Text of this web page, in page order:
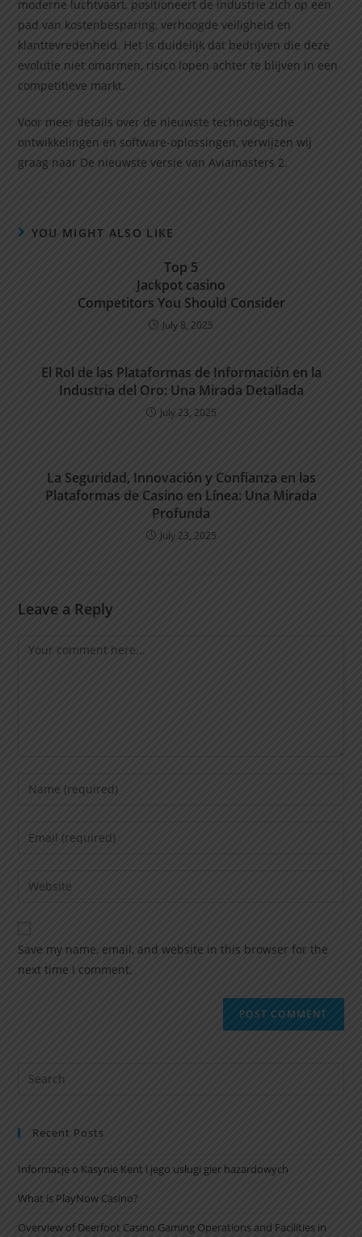
moderne luchtvaart, positioneert de industrie zich op een
pad van kostenbesparing, verhoogde veiligheid en
klanttevredenheid. Het is duidelijk dat bedrijven die deze
evolutie niet omarmen, risico lopen achter te blijven in een
competitieve markt.
Voor meer details over de nieuwste technologische
ontwikkelingen en software-oplossingen, verwijzen wij
graag naar De nieuwste versie van Aviamasters 2.
YOU MIGHT ALSO LIKE
Top 5
Jackpot casino
Competitors You Should Consider
July 8, 2025
El Rol de las Plataformas de Información en la
Industria del Oro: Una Mirada Detallada
July 23, 2025
La Seguridad, Innovación y Confianza en las
Plataformas de Casino en Línea: Una Mirada
Profunda
July 23, 2025
Leave a Reply
Save my name, email, and website in this browser for the
next time I comment.
Recent Posts
Informacje o Kasynie Kent i jego usługi gier hazardowych
What is PlayNow Casino?
Overview of Deerfoot Casino Gaming Operations and Facilities in